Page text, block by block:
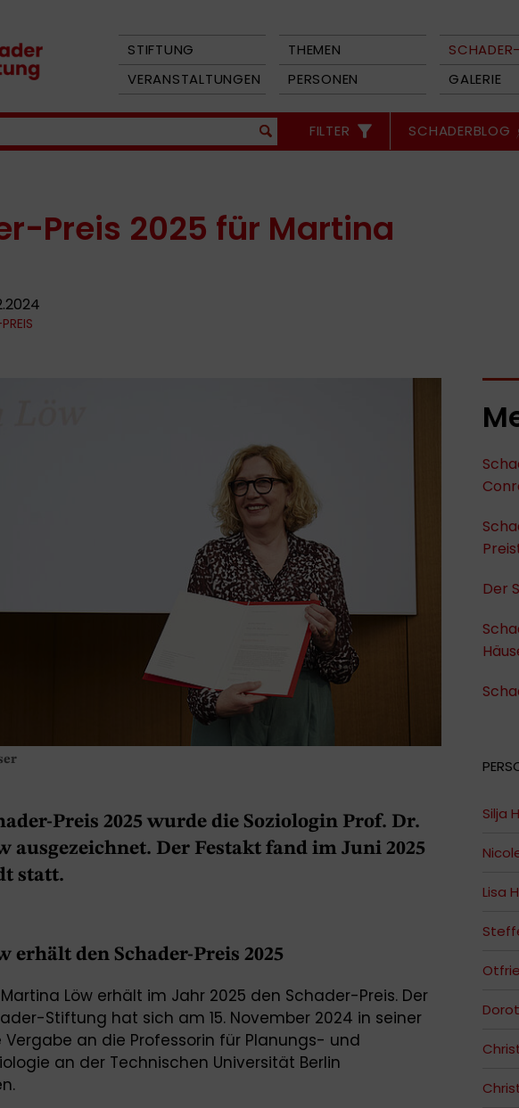
STIFTUNG THEMEN
VERANSTALTUNGEN
PERSONEN GALERIE
FILTER SCHADERBLOG
Preis 2025 für Martina
Preis 2025 wurde die Soziologin Prof. Dr.
ausgezeichnet. Der Festakt fand im Juni 2025
statt.
erhält den Schader-Preis 2025
Löw erhält im Jahr 2025 den Schader-Preis. Der
Stiftung hat sich am 15. November 2024 in seiner
Vergabe an die Professorin für Planungs- und
an der Technischen Universität Berlin
Der
Silja
Lisa